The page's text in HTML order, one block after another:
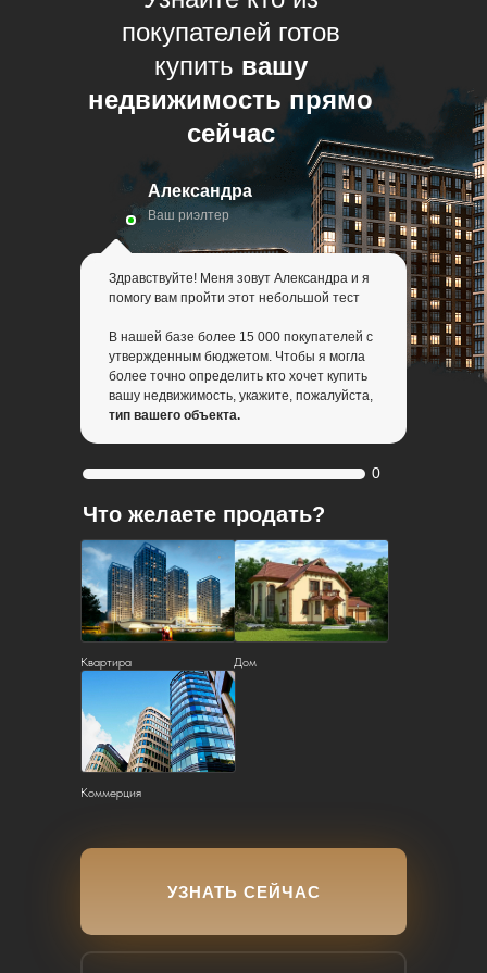
Что желаете продать?
0
покупателей готов
купить вашу
недвижимость прямо
сейчас
Александра
Ваш риэлтер
Квартира Дом
Коммерция
Здравствуйте! Меня зовут Александра и я
помогу вам пройти этот небольшой тест
В нашей базе более 15 000 покупателей с
утвержденным бюджетом. Чтобы я могла
более точно определить кто хочет купить
вашу недвижимость, укажите, пожалуйста,
тип вашего объекта.
УЗНАТЬ СЕЙЧАС